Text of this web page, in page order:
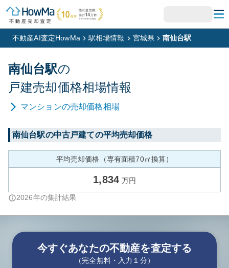
不動産AI査定HowMa 駅相場情報 宮城県 南仙台駅
南仙台駅の
戸建売却価格相場情報
マンションの売却価格相場
南仙台駅の中古戸建ての平均売却価格
平均売却価格（専有面積70㎡換算）
1,834 万円
2026年の集計結果
今すぐあなたの不動産を査定する
（完全無料・入力１分）